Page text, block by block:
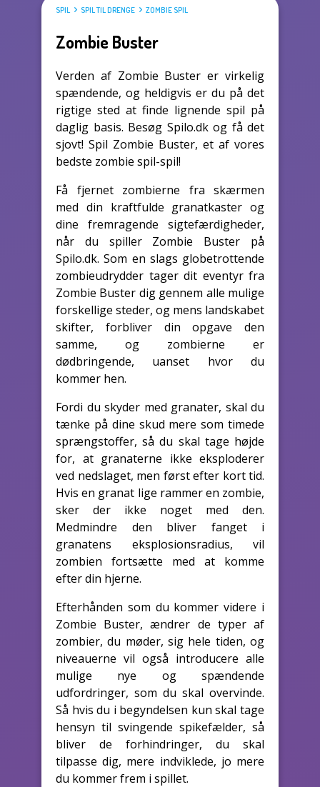
SPIL SPIL TIL DRENGE ZOMBIE SPIL
Zombie Buster
Verden af Zombie Buster er virkelig
spændende, og heldigvis er du på det
rigtige sted at finde lignende spil på
daglig basis. Besøg Spilo.dk og få det
sjovt! Spil Zombie Buster, et af vores
bedste zombie spil-spil!
Få fjernet zombierne fra skærmen
med din kraftfulde granatkaster og
dine fremragende sigtefærdigheder,
når du spiller Zombie Buster på
Spilo.dk. Som en slags globetrottende
zombieudrydder tager dit eventyr fra
Zombie Buster dig gennem alle mulige
forskellige steder, og mens landskabet
skifter, forbliver din opgave den
samme, og zombierne er
dødbringende, uanset hvor du
kommer hen.
Fordi du skyder med granater, skal du
tænke på dine skud mere som timede
sprængstoffer, så du skal tage højde
for, at granaterne ikke eksploderer
ved nedslaget, men først efter kort tid.
Hvis en granat lige rammer en zombie,
sker der ikke noget med den.
Medmindre den bliver fanget i
granatens eksplosionsradius, vil
zombien fortsætte med at komme
efter din hjerne.
Efterhånden som du kommer videre i
Zombie Buster, ændrer de typer af
zombier, du møder, sig hele tiden, og
niveauerne vil også introducere alle
mulige nye og spændende
udfordringer, som du skal overvinde.
Så hvis du i begyndelsen kun skal tage
hensyn til svingende spikefælder, så
bliver de forhindringer, du skal
tilpasse dig, mere indviklede, jo mere
du kommer frem i spillet.